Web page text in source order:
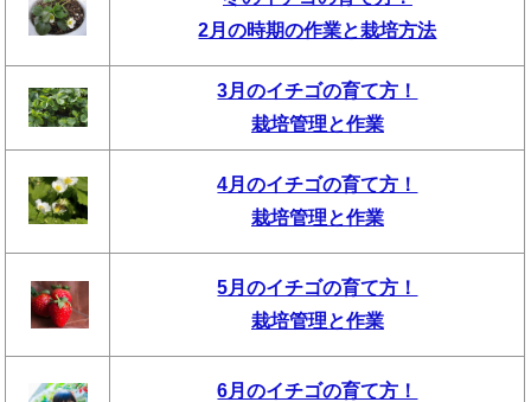
2月の時期の作業と栽培方法
3月のイチゴの育て方！
栽培管理と作業
4月のイチゴの育て方！
栽培管理と作業
5月のイチゴの育て方！
栽培管理と作業
6月のイチゴの育て方！